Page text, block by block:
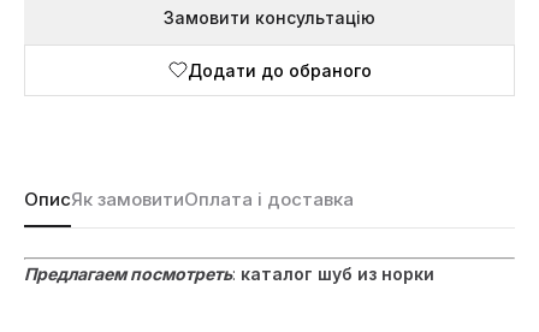
Замовити консультацію
Додати до обраного
ОписЯк замовитиОплата і доставка
Предлагаем посмотреть: каталог шуб из норки